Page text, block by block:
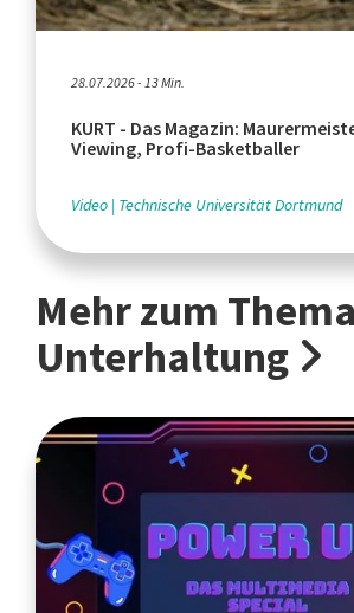
28.07.2026 - 13 Min.
KURT - Das Magazin:
Viewing, Profi-Basketballer
Video Technische Universität Dortmund
Mehr zum Thema
Unterhaltung